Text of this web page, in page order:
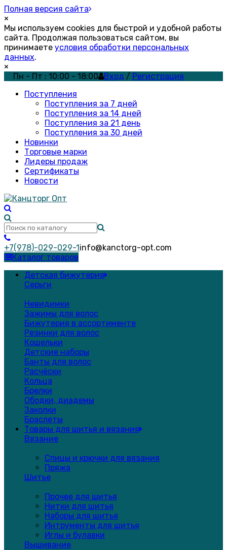
Полная версия сайта
×
Мы используем cookies для быстрой и удобной работы
сайта. Продолжая пользоваться сайтом, вы
принимаете условия обработки персональных
данных.
×
Пн - Пт : 10:00 - 18:00
Вход / Регистрация
Поступления
Поступления за 7 дней
Поступления за 14 дней
Поступления за 21 день
Поступления за 30 дней
Новинки
Торговые марки
Лидеры продаж
Сертификаты
Новости
+7(978)-029-029-1info@kanctorg-opt.com
Каталог товаров
Детская бижутерия
Серьги
Невидимки
Зажимы для волос
Бижутерия в ассортименте
Резинки для волос
Кошельки
Детские наборы
Банты для волос
Расчёски
Кольца
Брелки
Ободки, диадемы
Заколки
Браслеты
Товары для шитья и вязания
Вязание
Спицы и крючки для вязания
Пряжа
Шитье
Прочее для шитья
Нитки для шитья
Наборы для шитья
Интрументы для шитья
Иглы и булавки
Вышивание